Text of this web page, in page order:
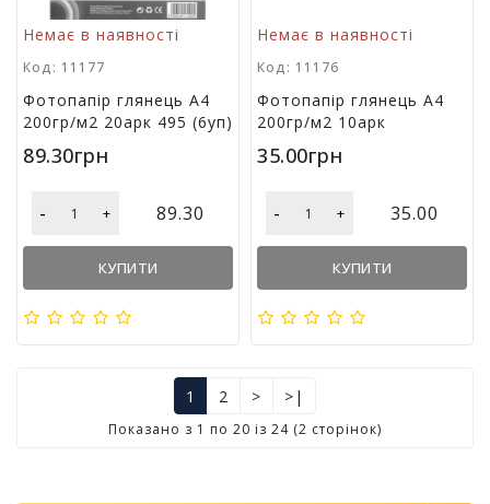
Немає в наявності
Код: 11177
Фотопапір глянець А4
200гр/м2 20арк 495 (6уп)
89.30грн
- + 89.30
КУПИТИ
Немає в наявності
Код: 11176
Фотопапір глянець А4
200гр/м2 10арк
35.00грн
- + 35.00
КУПИТИ
1 2 > >|
Показано з 1 по 20 із 24 (2 сторінок)